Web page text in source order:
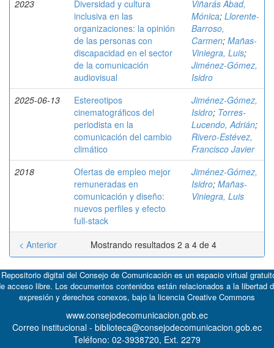
2023
Diversidad y cultura
inclusiva en las
organizaciones: la opinión
de las personas con
discapacidad en el sector
de la comunicación
audiovisual
Viñarás Abad,
Mónica; Llorente-
Barroso,
Carmen; Mañas-
Viniegra, Luis;
Jiménez-Gómez,
Isidro
2025-06-13
Estereotipos
cinematográficos del
periodista en la
comunicación del cambio
climático
Jiménez-Gómez,
Isidro; Torres-
Lucendo, Adrián;
Rivero-Estévez,
Francisco Javier
2018
Ofertas de empleo mejor
remuneradas en
comunicación y diseño:
nuevos perfiles y efecto
full-stack
Jiménez-Gómez,
Isidro; Mañas-
Viniegra, Luis
Mostrando resultados 2 a 4 de 4
< Anterior
digital del Consejo de Comunicación es un espacio virtual
acceso libre. Los documentos contenidos están relacionados a la libertad
expresión y derechos conexos, bajo la licencia Creative Commons
www.consejodecomunicacion.gob.ec
Correo institucional - biblioteca@consejodecomunicacion.gob.ec
Teléfono: 02-3938720, Ext. 2279